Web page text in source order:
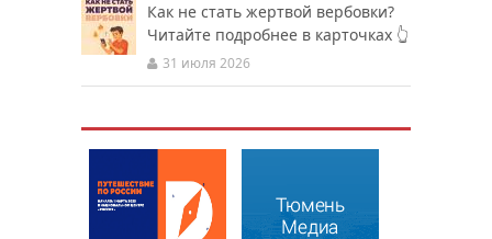
Как не стать жертвой вербовки?
Читайте подробнее в карточках 👆
31 июля 2026